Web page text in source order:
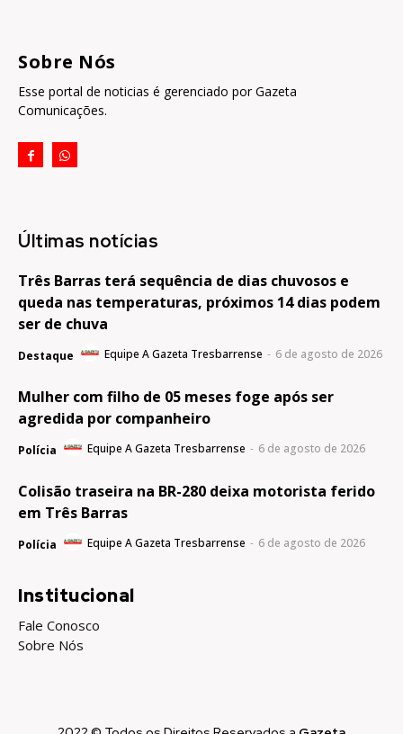
Sobre Nós
Esse portal de noticias é gerenciado por Gazeta
Comunicações.
Últimas notícias
Três Barras terá sequência de dias chuvosos e
queda nas temperaturas, próximos 14 dias podem
ser de chuva
Destaque Equipe A Gazeta Tresbarrense - 6 de agosto de 2026
Mulher com filho de 05 meses foge após ser
agredida por companheiro
Polícia Equipe A Gazeta Tresbarrense - 6 de agosto de 2026
Colisão traseira na BR-280 deixa motorista ferido
em Três Barras
Polícia Equipe A Gazeta Tresbarrense - 6 de agosto de 2026
Institucional
Fale Conosco
Sobre Nós